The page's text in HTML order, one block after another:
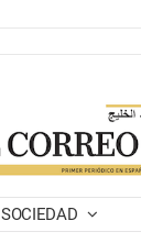
SOCIEDAD